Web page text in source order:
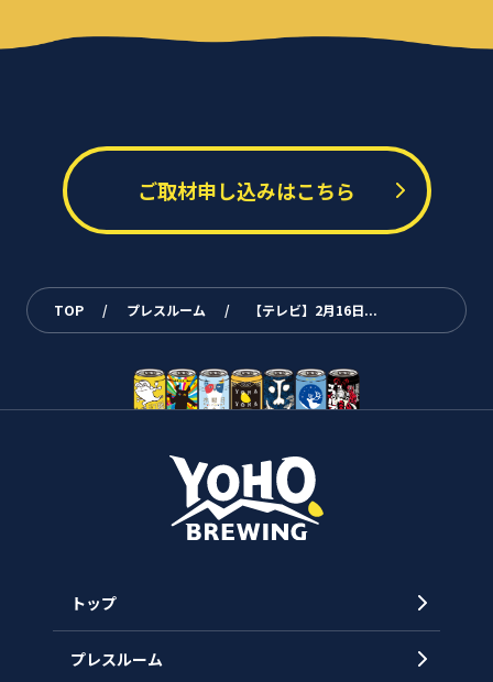
ご取材申し込みはこちら
TOP / プレスルーム / 【テレビ】2月16日...
トップ
プレスルーム